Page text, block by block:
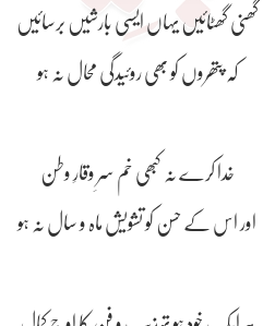
گھنی گھٹائیں یہاں ایسی بارشیں برسائیں
کہ پتھروں کو بھی روئیدگی محال نہ ہو
خدا کرے نہ کبھی خم سرِ وقارِ وطن
اور اس کے حسن کو تشویش ماہ و سال نہ ہو